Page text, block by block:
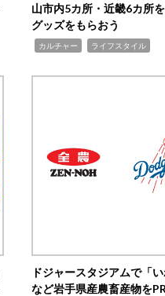
山市内5カ所・近畿6カ所
グッズをもらおう
カルチャー ライフスタイル
ドジャースタジアムで「い
など岩手県産農畜産物を